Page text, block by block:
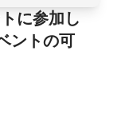
に参加し
ントの可